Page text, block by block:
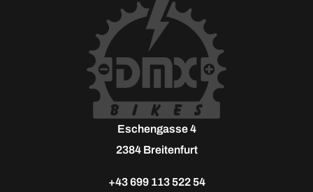
Eschengasse 4
2384 Breitenfurt
+43 699 113 522 54